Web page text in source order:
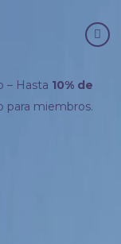
– Hasta 10% de
para miembros.